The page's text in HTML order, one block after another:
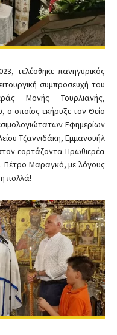
τελέσθηκε πανηγυρικός
συμπροσευχή του
Μονής Τουρλιανής,
ο οποίος εκήρυξε τον Θείο
Εφημερίων
Τζαννιδάκη, Εμμανουήλ
εορτάζοντα Πρωθιερέα
Πέτρο Μαραγκό, με λόγους
πολλά!